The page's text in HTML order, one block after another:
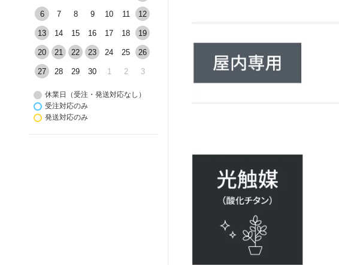
6 7 8 9 10 11 12
13 14 15 16 17 18 19
20 21 22 23 24 25 26
27 28 29 30 1 2 3
休業日（受注・発送対応なし）
受注対応のみ
発送対応のみ